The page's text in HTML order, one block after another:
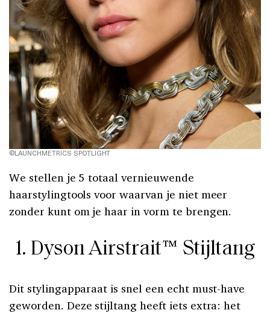
©LAUNCHMETRICS SPOTLIGHT
We stellen je 5 totaal vernieuwende
haarstylingtools voor waarvan je niet meer
zonder kunt om je haar in vorm te brengen.
1. Dyson Airstrait™ Stijltang
Dit stylingapparaat is snel een echt must-have
geworden. Deze stijltang heeft iets extra: het